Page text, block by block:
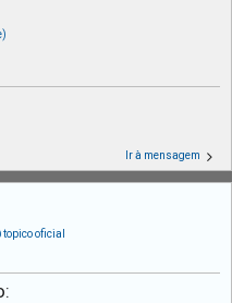
Ir à mensagem
topico oficial